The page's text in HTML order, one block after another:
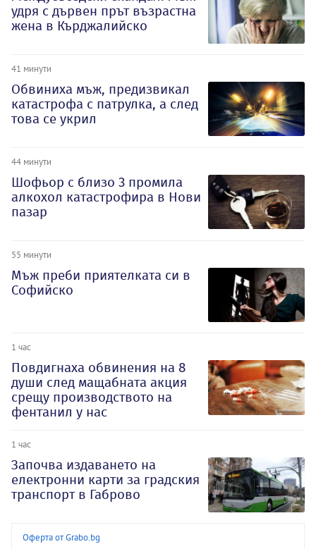
удря с дървен прът възрастна
жена в Кърджалийско
41 минути
Обвиниха мъж, предизвикал
катастрофа с патрулка, а след
това се укрил
44 минути
Шофьор с близо 3 промила
алкохол катастрофира в Нови
пазар
55 минути
Мъж преби приятелката си в
Софийско
1 час
Повдигнаха обвинения на 8
души след мащабната акция
срещу производството на
фентанил у нас
1 час
Започва издаването на
електронни карти за градския
транспорт в Габрово
Оферта от Grabo.bg